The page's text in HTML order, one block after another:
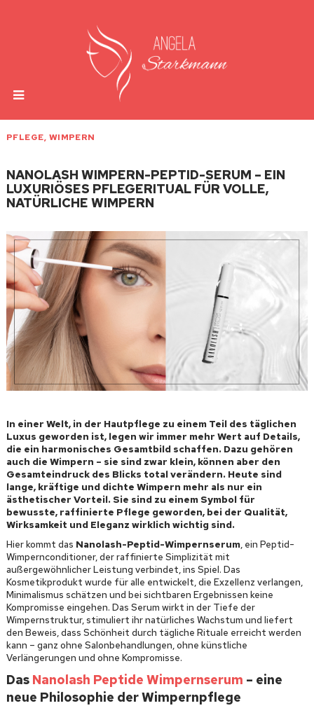
PFLEGE, WIMPERN
NANOLASH WIMPERN-PEPTID-SERUM – EIN
LUXURIÖSES PFLEGERITUAL FÜR VOLLE,
NATÜRLICHE WIMPERN
In einer Welt, in der Hautpflege zu einem Teil des täglichen
Luxus geworden ist, legen wir immer mehr Wert auf Details,
die ein harmonisches Gesamtbild schaffen. Dazu gehören
auch die Wimpern – sie sind zwar klein, können aber den
Gesamteindruck des Blicks total verändern. Heute sind
lange, kräftige und dichte Wimpern mehr als nur ein
ästhetischer Vorteil. Sie sind zu einem Symbol für
bewusste, raffinierte Pflege geworden, bei der Qualität,
Wirksamkeit und Eleganz wirklich wichtig sind.
Hier kommt das Nanolash-Peptid-Wimpernserum, ein Peptid-
Wimpernconditioner, der raffinierte Simplizität mit
außergewöhnlicher Leistung verbindet, ins Spiel. Das
Kosmetikprodukt wurde für alle entwickelt, die Exzellenz verlangen,
Minimalismus schätzen und bei sichtbaren Ergebnissen keine
Kompromisse eingehen. Das Serum wirkt in der Tiefe der
Wimpernstruktur, stimuliert ihr natürliches Wachstum und liefert
den Beweis, dass Schönheit durch tägliche Rituale erreicht werden
kann – ganz ohne Salonbehandlungen, ohne künstliche
Verlängerungen und ohne Kompromisse.
Das Nanolash Peptide Wimpernserum – eine
neue Philosophie der Wimpernpflege